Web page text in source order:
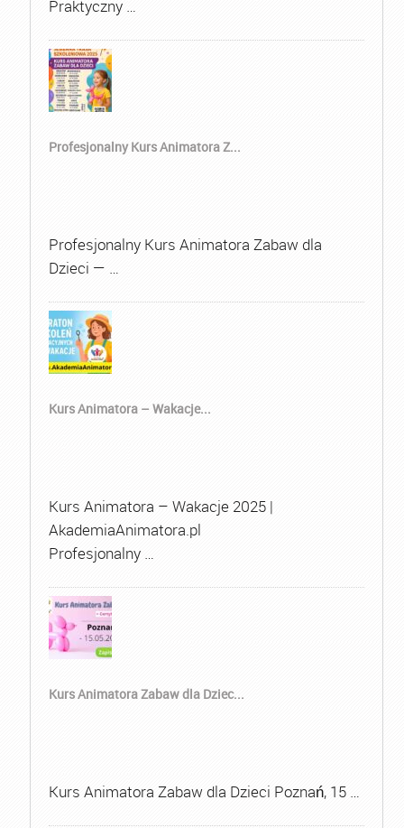
Praktyczny …
Profesjonalny Kurs Animatora Z...
Profesjonalny Kurs Animatora Zabaw dla
Dzieci — …
Kurs Animatora – Wakacje...
Kurs Animatora – Wakacje 2025 |
AkademiaAnimatora.pl
Profesjonalny …
Kurs Animatora Zabaw dla Dziec...
Kurs Animatora Zabaw dla Dzieci Poznań, 15 …